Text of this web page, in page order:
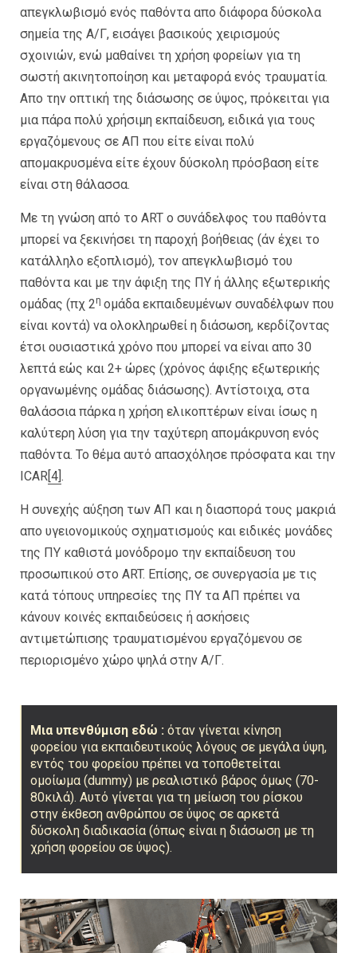
απεγκλωβισμό ενός παθόντα απο διάφορα δύσκολα
σημεία της Α/Γ, εισάγει βασικούς χειρισμούς
σχοινιών, ενώ μαθαίνει τη χρήση φορείων για τη
σωστή ακινητοποίηση και μεταφορά ενός τραυματία.
Απο την οπτική της διάσωσης σε ύψος, πρόκειται για
μια πάρα πολύ χρήσιμη εκπαίδευση, ειδικά για τους
εργαζόμενους σε ΑΠ που είτε είναι πολύ
απομακρυσμένα είτε έχουν δύσκολη πρόσβαση είτε
είναι στη θάλασσα.
Με τη γνώση από το ART ο συνάδελφος του παθόντα
μπορεί να ξεκινήσει τη παροχή βοήθειας (άν έχει το
κατάλληλο εξοπλισμό), τον απεγκλωβισμό του
παθόντα και με την άφιξη της ΠΥ ή άλλης εξωτερικής
ομάδας (πχ 2η ομάδα εκπαιδευμένων συναδέλφων που
είναι κοντά) να ολοκληρωθεί η διάσωση, κερδίζοντας
έτσι ουσιαστικά χρόνο που μπορεί να είναι απο 30
λεπτά εώς και 2+ ώρες (χρόνος άφιξης εξωτερικής
οργανωμένης ομάδας διάσωσης). Αντίστοιχα, στα
θαλάσσια πάρκα η χρήση ελικοπτέρων είναι ίσως η
καλύτερη λύση για την ταχύτερη απομάκρυνση ενός
παθόντα. Το θέμα αυτό απασχόλησε πρόσφατα και την
ICAR [4] .
Η συνεχής αύξηση των ΑΠ και η διασπορά τους μακριά
απο υγειoνομικούς σχηματισμούς και ειδικές μονάδες
της ΠΥ καθιστά μονόδρομο την εκπαίδευση του
προσωπικού στο ART. Επίσης, σε συνεργασία με τις
κατά τόπους υπηρεσίες της ΠΥ τα ΑΠ πρέπει να
κάνουν κοινές εκπαιδεύσεις ή ασκήσεις
αντιμετώπισης τραυματισμένου εργαζόμενου σε
περιορισμένο χώρο ψηλά στην Α/Γ.
Μια υπενθύμιση εδώ : όταν γίνεται κίνηση
φορείου για εκπαιδευτικούς λόγους σε μεγάλα ύψη,
εντός του φορείου πρέπει να τοποθετείται
ομοίωμα (dummy) με ρεαλιστικό βάρος όμως (70-
80κιλά). Αυτό γίνεται για τη μείωση του ρίσκου
στην έκθεση ανθρώπου σε ύψος σε αρκετά
δύσκολη διαδικασία (όπως είναι η διάσωση με τη
χρήση φορείου σε ύψος).